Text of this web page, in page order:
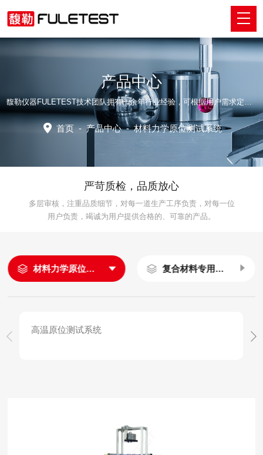
产品中心
馥勒仪器FULETEST技术团队拥有十余年行业经验，可根据用户需求定制适配的专业解决方案。
首页-产品中心-材料力学原位测试系统
严苛质检，品质放心
多层审核，注重品质细节，对每一道生产工序负责，对每一位
用户负责，竭诚为用户提供合格的、可靠的产品。
材料力学原位测试系统 复合材料专用试验机
高温原位测试系统